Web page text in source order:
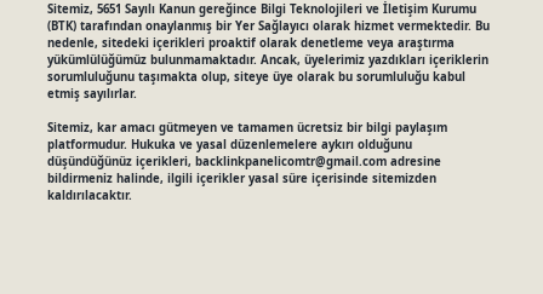
Sitemiz, 5651 Sayılı Kanun gereğince Bilgi Teknolojileri ve İletişim Kurumu
(BTK) tarafından onaylanmış bir Yer Sağlayıcı olarak hizmet vermektedir. Bu
nedenle, sitedeki içerikleri proaktif olarak denetleme veya araştırma
yükümlülüğümüz bulunmamaktadır. Ancak, üyelerimiz yazdıkları içeriklerin
sorumluluğunu taşımakta olup, siteye üye olarak bu sorumluluğu kabul
etmiş sayılırlar.
Sitemiz, kar amacı gütmeyen ve tamamen ücretsiz bir bilgi paylaşım
platformudur. Hukuka ve yasal düzenlemelere aykırı olduğunu
düşündüğünüz içerikleri, backlinkpanelicomtr@gmail.comadresine
bildirmeniz halinde, ilgili içerikler yasal süre içerisinde sitemizden
kaldırılacaktır.